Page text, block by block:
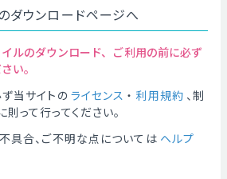
ダウンロードページへ
ルのダウンロード、ご利用の前に必ず
い。
当サイトの ライセンス ・ 利用規約 、制
則って行ってください。
具合、ご不明な点については ヘルプ